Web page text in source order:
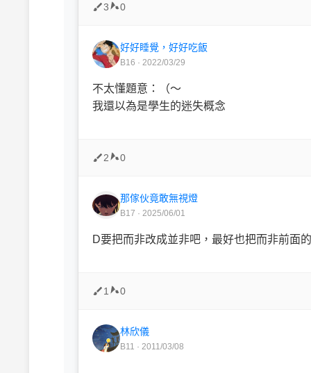
3 0
好好睡覺，好好吃飯
B16 · 2022/03/29
不太懂題意：（～
我還以為是學生的迷失概念
2 0
那傢伙竟敢無視燈
B17 · 2025/06/01
D要把而非改成並非吧，最好也把而非前面
1 0
林欣儀
B11 · 2011/03/08